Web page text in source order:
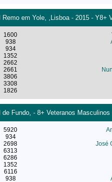
em Yole, ,Lisboa - 2015 - Y8+
1600
938
934
1352
2662
2661
3806
3308
1826
Fundo, - 8+ Veteranos
5920
934
2698
6313
6286
1352
6116
938
José